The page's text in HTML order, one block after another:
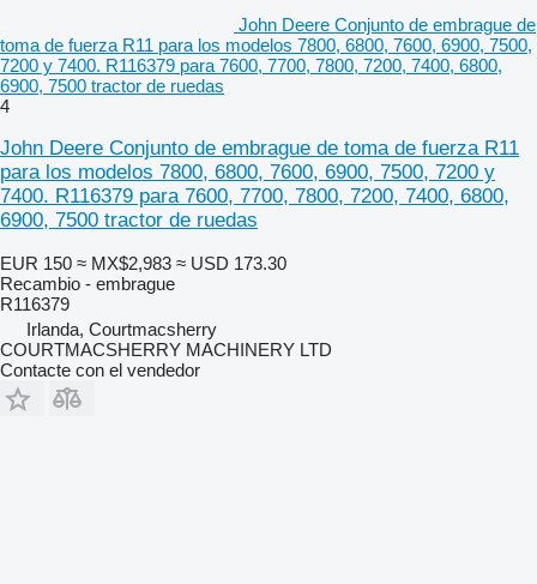
John Deere Conjunto de embrague de
toma de fuerza R11 para los modelos 7800, 6800, 7600, 6900, 7500,
7200 y 7400. R116379 para 7600, 7700, 7800, 7200, 7400, 6800,
6900, 7500 tractor de ruedas
4
John Deere Conjunto de embrague de toma de fuerza R11
para los modelos 7800, 6800, 7600, 6900, 7500, 7200 y
7400. R116379 para 7600, 7700, 7800, 7200, 7400, 6800,
6900, 7500 tractor de ruedas
EUR 150 ≈ MX$2,983 ≈ USD 173.30
Recambio - embrague
R116379
Irlanda, Courtmacsherry
COURTMACSHERRY MACHINERY LTD
Contacte con el vendedor